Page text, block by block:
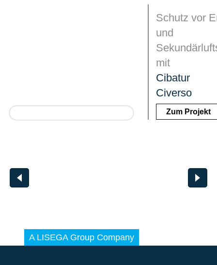
Schutz vor
und
mit
Cibatur
Civerso
Zum Projekt